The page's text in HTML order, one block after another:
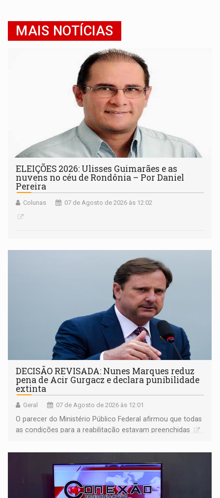
MAIS NOTÍCIAS
ELEIÇÕES 2026: Ulisses Guimarães e as
nuvens no céu de Rondônia – Por Daniel
Pereira
Colunas 07 de Agosto de 2026 às 12:02
DECISÃO REVISADA: Nunes Marques reduz
pena de Acir Gurgacz e declara punibilidade
extinta
Geral 07 de Agosto de 2026 às 12:01
O parecer do Ministério Público Federal afirmou que todas
as condições para a reabilitação estavam preenchidas